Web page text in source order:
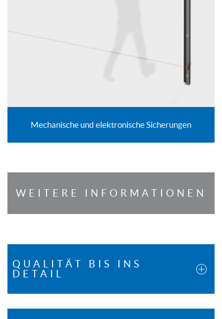
Mechanische und elektronische Sicherungen
WEITERE INFORMATIONEN
QUALITÄT BIS INS
DETAIL